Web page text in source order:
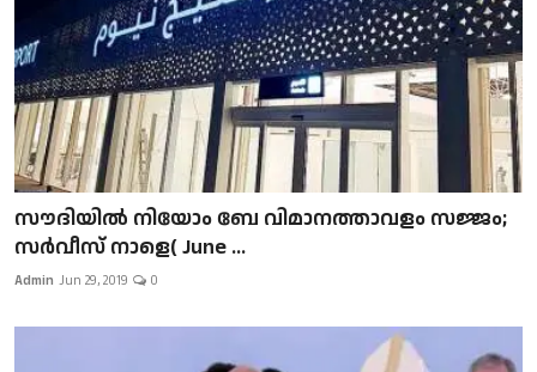
സൗദിയിൽ നിയോം ബേ വിമാനത്താവളം സജ്ജം;
സർവീസ് നാളെ( June ...
Admin Jun 29, 2019 0